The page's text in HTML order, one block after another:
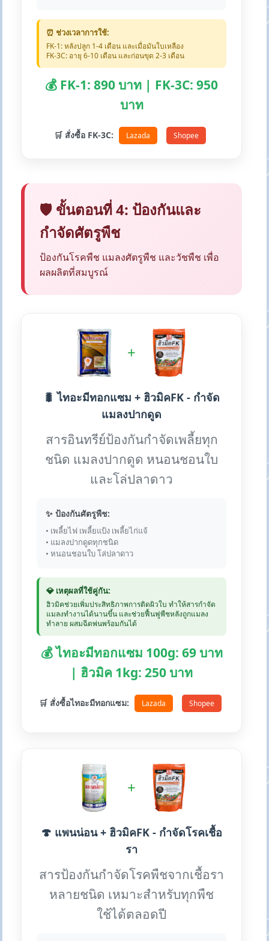
⏰ ช่วงเวลาการใช้:
FK-1: หลังปลูก 1-4 เดือน และเมื่อมันใบเหลือง
FK-3C: อายุ 6-10 เดือน และก่อนขุด 2-3 เดือน
💰 FK-1: 890 บาท | FK-3C: 950
บาท
🛒 สั่งซื้อ FK-3C: Lazada Shopee
🛡️ ขั้นตอนที่ 4: ป้องกันและ
กำจัดศัตรูพืช
ป้องกันโรคพืช แมลงศัตรูพืช และวัชพืช เพื่อ
ผลผลิตที่สมบูรณ์
+
🐛 ไทอะมีทอกแซม + ฮิวมิคFK - กำจัด
แมลงปากดูด
สารอินทรีย์ป้องกันกำจัดเพลี้ยทุก
ชนิด แมลงปากดูด หนอนชอนใบ
และโล่ปลาดาว
✨ ป้องกันศัตรูพืช:
• เพลี้ยไฟ เพลี้ยแป้ง เพลี้ยไก่แจ้
• แมลงปากดูดทุกชนิด
• หนอนชอนใบ โล่ปลาดาว
💎 เหตุผลที่ใช้คู่กัน:
ฮิวมิคช่วยเพิ่มประสิทธิภาพการติดผิวใบ ทำให้สารกำจัด
แมลงทำงานได้นานขึ้น และช่วยฟื้นฟูพืชหลังถูกแมลง
ทำลาย ผสมฉีดพ่นพร้อมกันได้
💰 ไทอะมีทอกแซม 100g: 69 บาท
| ฮิวมิค 1kg: 250 บาท
🛒 สั่งซื้อไทอะมีทอกแซม: Lazada Shopee
+
🍄 แพนน่อน + ฮิวมิคFK - กำจัดโรคเชื้อ
รา
สารป้องกันกำจัดโรคพืชจากเชื้อรา
หลายชนิด เหมาะสำหรับทุกพืช
ใช้ได้ตลอดปี